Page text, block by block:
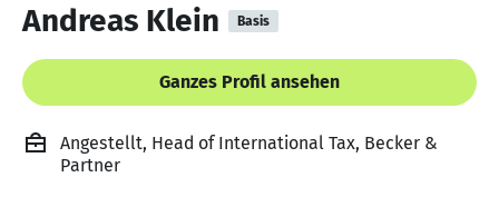
Andreas Klein Basis
Ganzes Profil ansehen
Angestellt, Head of International Tax, Becker &
Partner